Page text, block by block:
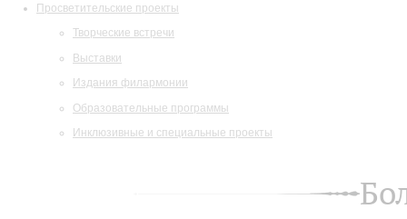
Просветительские проекты
Творческие встречи
Выставки
Издания филармонии
Образовательные программы
Инклюзивные и специальные проекты